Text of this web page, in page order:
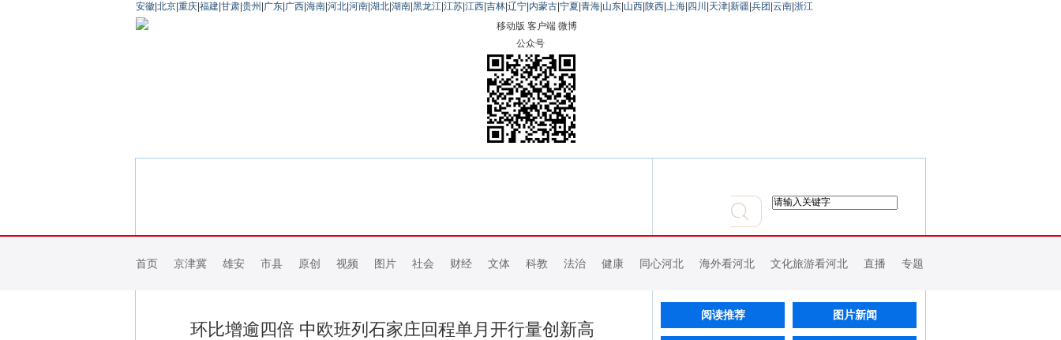
安徽 北京 重庆 福建 甘肃 贵州 广东 广西 海南 河北 河南 湖北 湖南 黑龙江 江苏 江西 吉林 辽宁 内蒙古 宁夏 青海 山东 山西 陕西 上海 四川 天津 新疆 兵团 云南 浙江
移动版 客户端 微博
公众号
首页 京津冀 雄安 市县 原创 视频 图片 社会 财经 文体 科教 法治 健康 同心河北 海外看河北 文化旅游看河北 直播 专题
环比增逾四倍 中欧班列石家庄回程单月开行量创新高
阅读推荐 图片新闻